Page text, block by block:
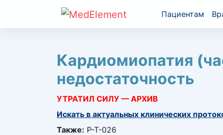
Пациентам
Кардиомиопатия
недостаточность
УТРАТИЛ СИЛУ — АРХИВ
Искать в актуальных клинических
Также: P-T-026